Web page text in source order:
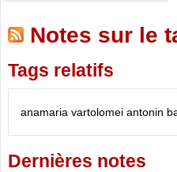
Notes sur le
Tags relatifs
anamaria vartolomei antonin
Dernières notes